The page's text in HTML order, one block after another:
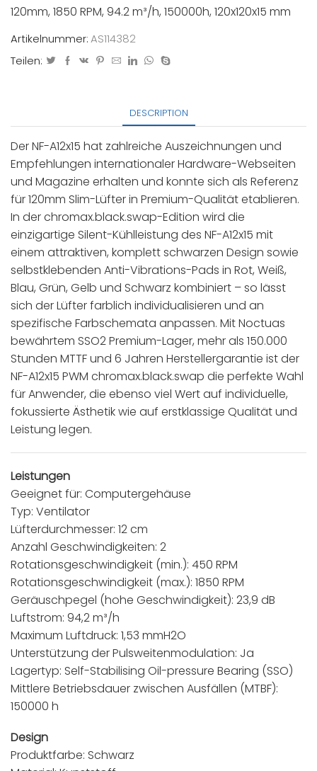
120mm, 1850 RPM, 94.2 m³/h, 150000h, 120x120x15 mm
Artikelnummer:AS114382
Teilen:
DESCRIPTION
Der NF-A12x15 hat zahlreiche Auszeichnungen und
Empfehlungen internationaler Hardware-Webseiten
und Magazine erhalten und konnte sich als Referenz
für 120mm Slim-Lüfter in Premium-Qualität etablieren.
In der chromax.black.swap-Edition wird die
einzigartige Silent-Kühlleistung des NF-A12x15 mit
einem attraktiven, komplett schwarzen Design sowie
selbstklebenden Anti-Vibrations-Pads in Rot, Weiß,
Blau, Grün, Gelb und Schwarz kombiniert – so lässt
sich der Lüfter farblich individualisieren und an
spezifische Farbschemata anpassen. Mit Noctuas
bewährtem SSO2 Premium-Lager, mehr als 150.000
Stunden MTTF und 6 Jahren Herstellergarantie ist der
NF-A12x15 PWM chromax.black.swap die perfekte Wahl
für Anwender, die ebenso viel Wert auf individuelle,
fokussierte Ästhetik wie auf erstklassige Qualität und
Leistung legen.
Leistungen
Geeignet für: Computergehäuse
Typ: Ventilator
Lüfterdurchmesser: 12 cm
Anzahl Geschwindigkeiten: 2
Rotationsgeschwindigkeit (min.): 450 RPM
Rotationsgeschwindigkeit (max.): 1850 RPM
Geräuschpegel (hohe Geschwindigkeit): 23,9 dB
Luftstrom: 94,2 m³/h
Maximum Luftdruck: 1,53 mmH2O
Unterstützung der Pulsweitenmodulation: Ja
Lagertyp: Self-Stabilising Oil-pressure Bearing (SSO)
Mittlere Betriebsdauer zwischen Ausfällen (MTBF):
150000 h
Design
Produktfarbe: Schwarz